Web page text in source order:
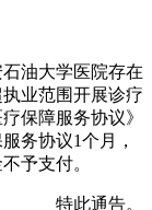
油大学医院存在
业范围开展诊疗
保障服务协议》
务协议1个月，
予支付。
特此通告。